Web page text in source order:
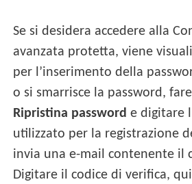
Se si desidera accedere alla
avanzata protetta, viene
per l’inserimento della
o si smarrisce la password,
Ripristina password e digitare
utilizzato per la registrazione
invia una e-mail contenente il
Digitare il codice di verifica,